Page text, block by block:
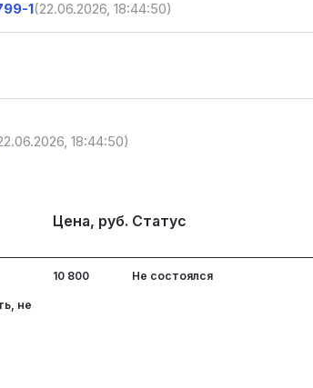
1(22.06.2026, 18:44:50)
18:44:50)
Цена, руб. Статус
не
10 800 Не состоялся